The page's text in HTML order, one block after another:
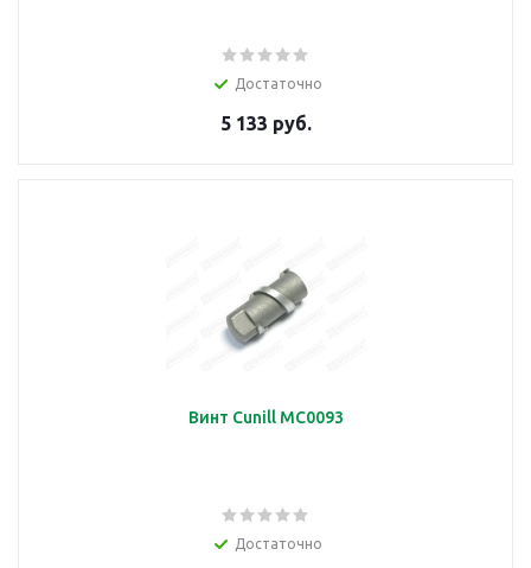
Достаточно
5 133 руб.
Винт Cunill MC0093
Достаточно